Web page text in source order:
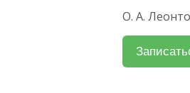
О. А.